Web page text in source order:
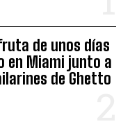
de unos días
en Miami junto a
de Ghetto